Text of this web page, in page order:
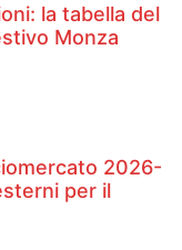
la tabella del
Monza
2026-
per il